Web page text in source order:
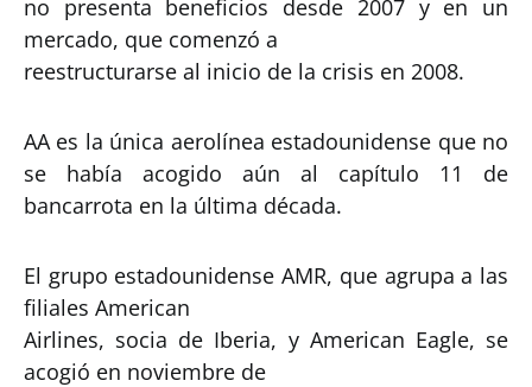
no presenta beneficios desde 2007 y en un
mercado, que comenzó a
reestructurarse al inicio de la crisis en 2008.
AA es la única aerolínea estadounidense que no
se había acogido aún al capítulo 11 de
bancarrota en la última década.
El grupo estadounidense AMR, que agrupa a las
filiales American
Airlines, socia de Iberia, y American Eagle, se
acogió en noviembre de